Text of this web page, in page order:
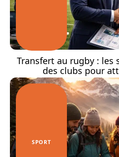
Transfert au rugby : les
des clubs pour
SPORT